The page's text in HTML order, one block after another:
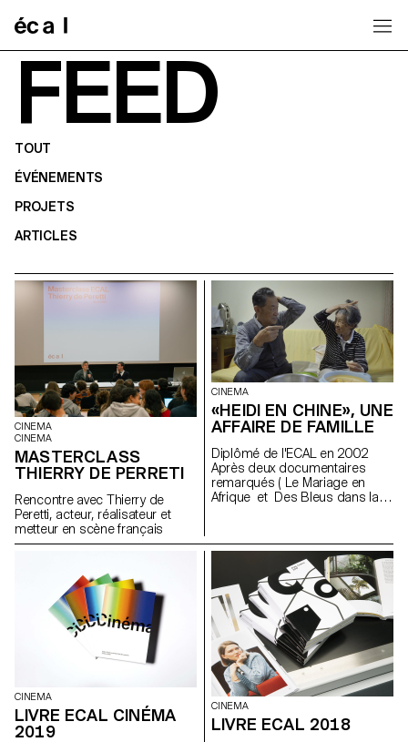
FEED
TOUT
ÉVÉNEMENTS
PROJETS
ARTICLES
CINEMA
CINEMA
MASTERCLASS
THIERRY DE PERRETI
Rencontre avec Thierry de
Peretti, acteur, réalisateur et
metteur en scène français
CINEMA
«HEIDI EN CHINE», UNE
AFFAIRE DE FAMILLE
Diplômé de l'ECAL en 2002
Après deux documentaires
remarqués ( Le Mariage en
Afrique et Des Bleus dans la
d’une famille fribourgeoise,
restant sagement derrière sa
caméra, en observateur,
comme pour éviter de devoir
affronter lui-même cette
immersion dans un pays dont il
est, qu’il le veuille ou non, issu.
C’est alors, pour la première
fois, qu’il a ressenti le besoin
de partir à la découverte de
ses racines. Car ne dit-on pas
qu’il est impossible de savoir
où l’on va si on ne sait pas d’où
l’on vient?
CINEMA
LIVRE ECAL CINÉMA
2019
CINEMA
LIVRE ECAL 2018